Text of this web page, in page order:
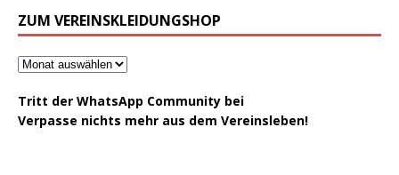
ZUM VEREINSKLEIDUNGSHOP
Tritt der WhatsApp Community bei
Verpasse nichts mehr aus dem Vereinsleben!